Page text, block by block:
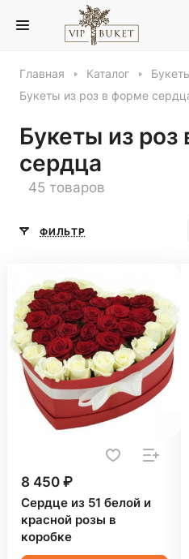
Главная Каталог
Букеты из роз в форме
Букеты из
сердца
45 товаров
ФИЛЬТР
8 450 ₽
Сердце из 51 белой и
красной розы в
коробке